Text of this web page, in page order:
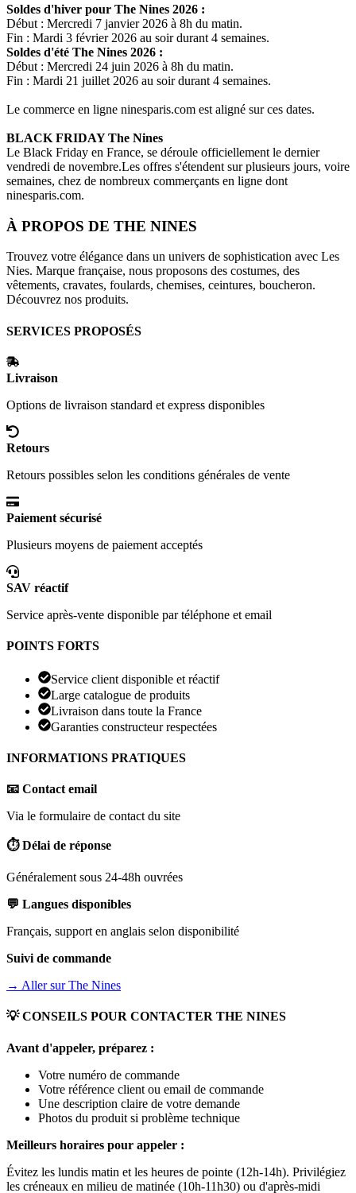
Soldes d'hiver pour The Nines 2026 :
Début : Mercredi 7 janvier 2026 à 8h du matin.
Fin : Mardi 3 février 2026 au soir durant 4 semaines.
Soldes d'été The Nines 2026 :
Début : Mercredi 24 juin 2026 à 8h du matin.
Fin : Mardi 21 juillet 2026 au soir durant 4 semaines.
Le commerce en ligne ninesparis.com est aligné sur ces dates.
BLACK FRIDAYThe Nines
Le Black Friday en France, se déroule officiellement le dernier
vendredi de novembre.Les offres s'étendent sur plusieurs jours, voire
semaines, chez de nombreux commerçants en ligne dont
ninesparis.com.
À PROPOS DE THE NINES
Trouvez votre élégance dans un univers de sophistication avec Les
Nies. Marque française, nous proposons des costumes, des
vêtements, cravates, foulards, chemises, ceintures, boucheron.
Découvrez nos produits.
SERVICES PROPOSÉS
Livraison
Options de livraison standard et express disponibles
Retours
Retours possibles selon les conditions générales de vente
Paiement sécurisé
Plusieurs moyens de paiement acceptés
SAV réactif
Service après-vente disponible par téléphone et email
POINTS FORTS
Service client disponible et réactif
Large catalogue de produits
Livraison dans toute la France
Garanties constructeur respectées
INFORMATIONS PRATIQUES
📧 Contact email
Via le formulaire de contact du site
⏱️ Délai de réponse
Généralement sous 24-48h ouvrées
💬 Langues disponibles
Français, support en anglais selon disponibilité
Suivi de commande
→ Aller surThe Nines
💡 CONSEILS POUR CONTACTER THE NINES
Avant d'appeler, préparez :
Votre numéro de commande
Votre référence client ou email de commande
Une description claire de votre demande
Photos du produit si problème technique
Meilleurs horaires pour appeler :
Évitez les lundis matin et les heures de pointe (12h-14h). Privilégiez
les créneaux en milieu de matinée (10h-11h30) ou d'après-midi